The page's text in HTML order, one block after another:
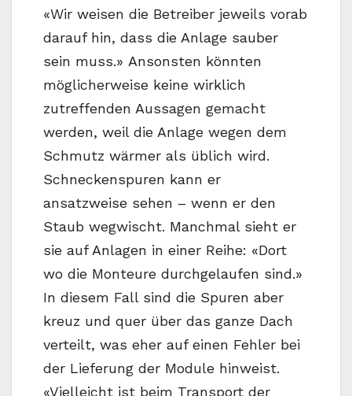
«Wir weisen die Betreiber jeweils vorab
darauf hin, dass die Anlage sauber
sein muss.» Ansonsten könnten
möglicherweise keine wirklich
zutreffenden Aussagen gemacht
werden, weil die Anlage wegen dem
Schmutz wärmer als üblich wird.
Schneckenspuren kann er
ansatzweise sehen – wenn er den
Staub wegwischt. Manchmal sieht er
sie auf Anlagen in einer Reihe: «Dort
wo die Monteure durchgelaufen sind.»
In diesem Fall sind die Spuren aber
kreuz und quer über das ganze Dach
verteilt, was eher auf einen Fehler bei
der Lieferung der Module hinweist.
«Vielleicht ist beim Transport der